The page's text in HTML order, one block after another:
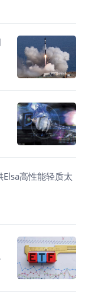
高性能轻质太